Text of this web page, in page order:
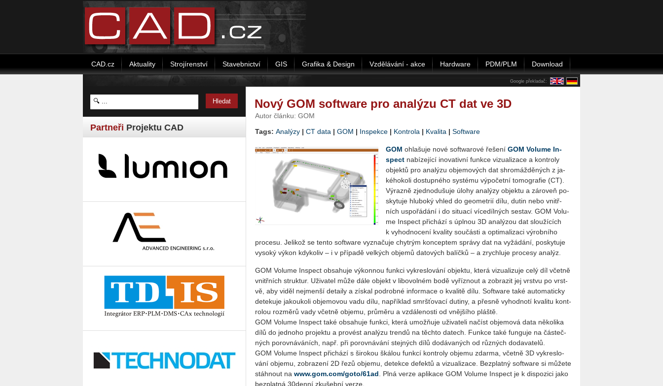
CAD.cz Aktuality Strojírenství Stavebnictví GIS Grafika & Design Vzdělávání - akce Hardware PDM/PLM Download
Google překladač:
Partneři Projektu CAD
Nový GOM software pro analýzu CT dat ve 3D
Autor článku: GOM
Tags: Analýzy | CT data | GOM | Inspekce | Kontrola | Kvalita | Software
GOM ohla­šu­je nové soft­wa­ro­vé ře­še­ní GOM Vo­lu­me In­
spect na­bí­ze­jí­cí ino­va­tiv­ní funk­ce vi­zu­a­li­za­ce a kon­t­ro­ly
ob­jek­tů pro ana­lý­zu ob­je­mo­vých dat shro­máž­dě­ných z ja­
ké­ho­ko­li do­stup­né­ho sys­té­mu vý­po­čet­ní to­mo­gra­fie (CT).
Vý­raz­ně zjed­no­du­šu­je úlohy ana­lý­zy ob­jek­tu a zá­ro­veň po­
sky­tu­je hlu­bo­ký vhled do ge­o­me­t­rií dílu, dutin nebo vnitř­
ních uspo­řá­dá­ní i do si­tu­a­cí ví­ce­díl­ných se­stav. GOM Vo­lu­
me In­spect při­chá­zí s úpl­nou 3D ana­lý­zou dat slou­ží­cích
k vy­hod­no­ce­ní kva­li­ty sou­čás­ti a op­ti­ma­li­za­ci vý­rob­ní­ho
pro­ce­su. Je­li­kož se tento soft­ware vy­zna­ču­je chyt­rým kon­cep­tem sprá­vy dat na vy­žá­dá­ní, po­sky­tu­je
vy­so­ký výkon kdy­ko­liv – i v pří­pa­dě vel­kých ob­je­mů da­to­vých ba­líč­ků – a zrych­lu­je pro­ce­sy ana­lýz.
GOM Vo­lu­me In­spect ob­sa­hu­je vý­kon­nou funk­ci vy­kres­lo­vá­ní ob­jek­tu, která vi­zu­a­li­zu­je celý díl včet­ně
vnitř­ních struk­tur. Uži­va­tel může dále ob­jekt v li­bo­vol­ném bodě vy­říz­nout a zob­ra­zit jej vrst­vu po vrst­
vě, aby viděl nejmen­ší de­tai­ly a zís­kal po­drob­né in­for­ma­ce o kva­li­tě dílu. Soft­ware také au­to­ma­tic­ky
de­te­ku­je ja­kou­ko­li ob­je­mo­vou vadu dílu, na­pří­klad smrš­ťo­va­cí du­ti­ny, a přes­ně vy­hod­no­tí kva­li­tu kon­t­
ro­lou roz­mě­rů vady včet­ně ob­je­mu, prů­mě­ru a vzdá­le­nos­ti od vněj­ší­ho pláš­tě.
GOM Vo­lu­me In­spect také ob­sa­hu­je funk­ci, která umožňuje uži­va­te­li na­číst ob­je­mo­vá data ně­ko­li­ka
dílů do jed­no­ho pro­jek­tu a pro­vést ana­lý­zu tren­dů na těch­to da­tech. Funk­ce také fun­gu­je na čás­teč­
ných po­rov­ná­vá­ních, např. při po­rov­ná­vá­ní stej­ných dílů do­dá­va­ných od růz­ných do­da­va­te­lů.
GOM Vo­lu­me In­spect při­chá­zí s ši­ro­kou šká­lou funk­cí kon­t­ro­ly ob­je­mu zdar­ma, včet­ně 3D vy­kres­lo­
vá­ní ob­je­mu, zob­ra­ze­ní 2D řezů ob­je­mu, de­tek­ce de­fek­tů a vi­zu­a­li­za­ce. Bez­plat­ný soft­ware si mů­že­te
stáh­nout na www.​gom.​com/​goto/​61ad . Plná verze apli­ka­ce GOM Vo­lu­me In­spect je k dis­po­zi­ci jako
bez­plat­ná 30­den­ní zku­šeb­ní verze.